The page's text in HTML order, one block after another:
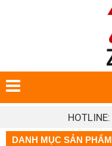
HOTLINE:
DANH MỤC SẢN PHẨM